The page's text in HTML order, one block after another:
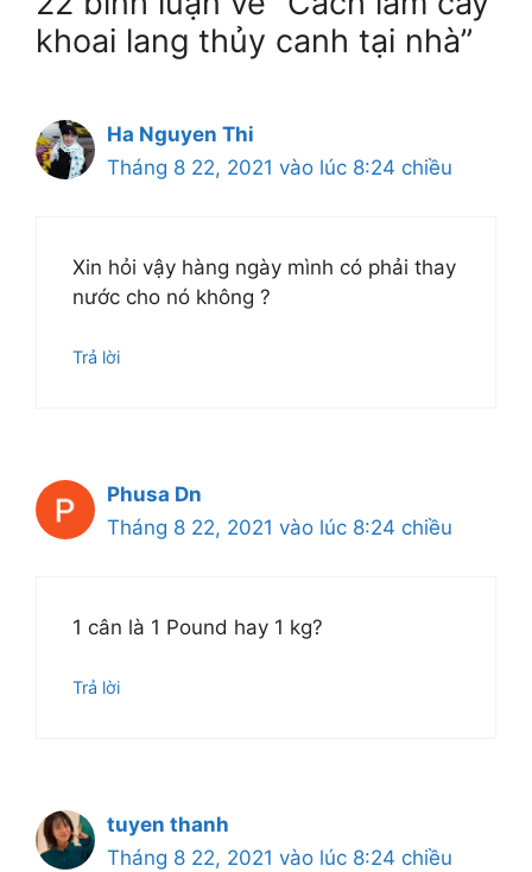
khoai lang thủy canh tại nhà”
Ha Nguyen Thi
Tháng 8 22, 2021 vào lúc 8:24 chiều
Xin hỏi vậy hàng ngày mình có phải thay
nước cho nó không ?
Trả lời
Phusa Dn
Tháng 8 22, 2021 vào lúc 8:24 chiều
1 cân là 1 Pound hay 1 kg?
Trả lời
tuyen thanh
Tháng 8 22, 2021 vào lúc 8:24 chiều